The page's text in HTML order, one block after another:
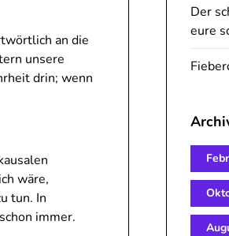
an die
unsere
drin; wenn
wäre,
tun. In
immer.
Der
eure